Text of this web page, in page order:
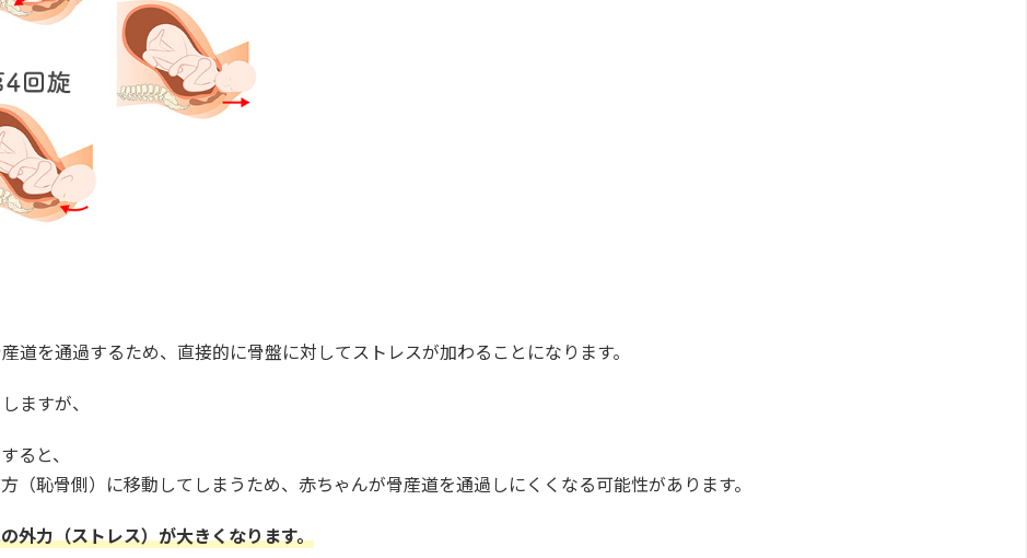
道を通過するため、直接的に骨盤に対してストレスが加わることになります。
ますが、
ると、
（恥骨側）に移動してしまうため、赤ちゃんが骨産道を通過しにくくなる可能性があります。
外力（ストレス）が大きくなります。